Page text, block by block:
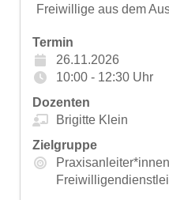
Freiwillige aus dem
Termin
26.11.2026
10:00 - 12:30 Uhr
Dozenten
Brigitte Klein
Zielgruppe